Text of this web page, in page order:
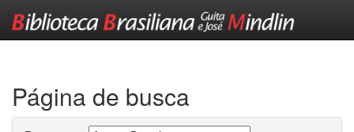
Página de busca